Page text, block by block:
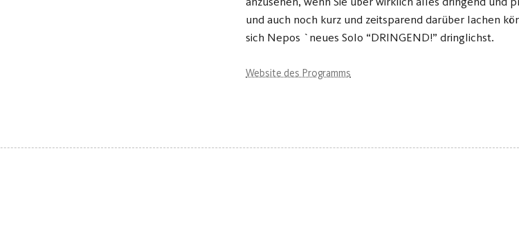
und auch noch kurz und zeitsparend darüber lachen
sich Nepos `neues Solo “DRINGEND!” dringlichst.
Website des Programms